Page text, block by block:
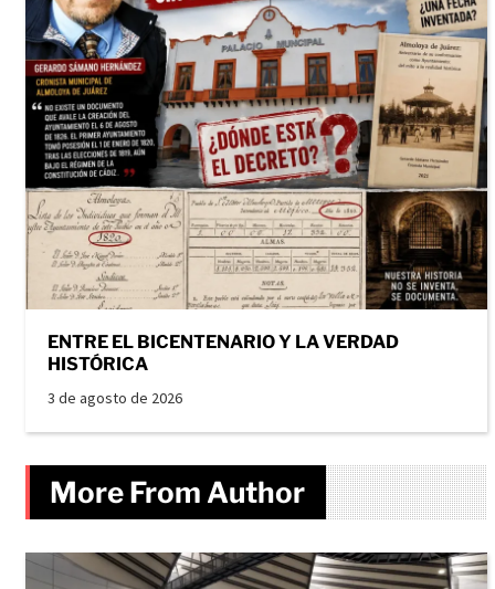
ENTRE EL BICENTENARIO Y LA VERDAD
HISTÓRICA
3 de agosto de 2026
More From Author